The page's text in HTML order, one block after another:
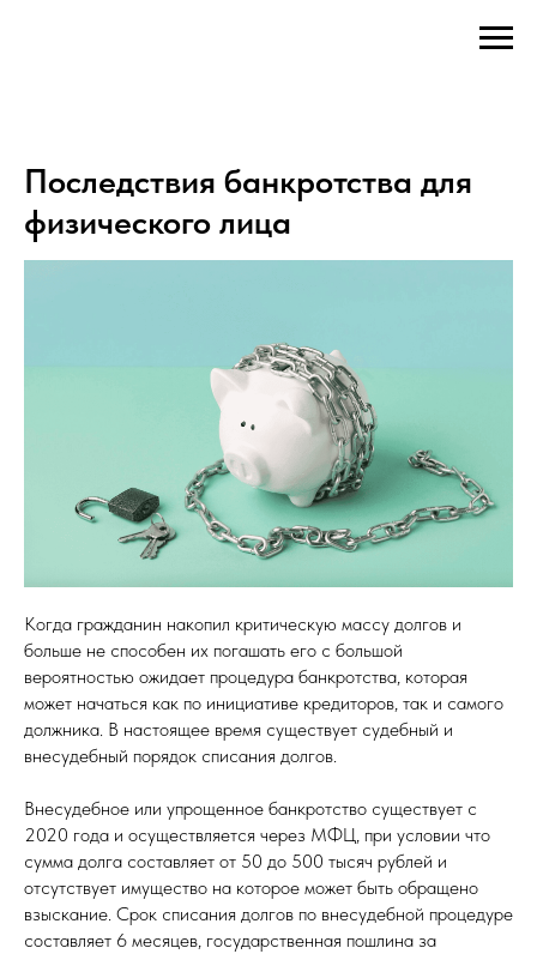
Последствия банкротства для
физического лица
Когда гражданин накопил критическую массу долгов и
больше не способен их погашать его с большой
вероятностью ожидает процедура банкротства, которая
может начаться как по инициативе кредиторов, так и самого
должника. В настоящее время существует судебный и
внесудебный порядок списания долгов.
Внесудебное или упрощенное банкротство существует с
2020 года и осуществляется через МФЦ, при условии что
сумма долга составляет от 50 до 500 тысяч рублей и
отсутствует имущество на которое может быть обращено
взыскание. Срок списания долгов по внесудебной процедуре
составляет 6 месяцев, государственная пошлина за